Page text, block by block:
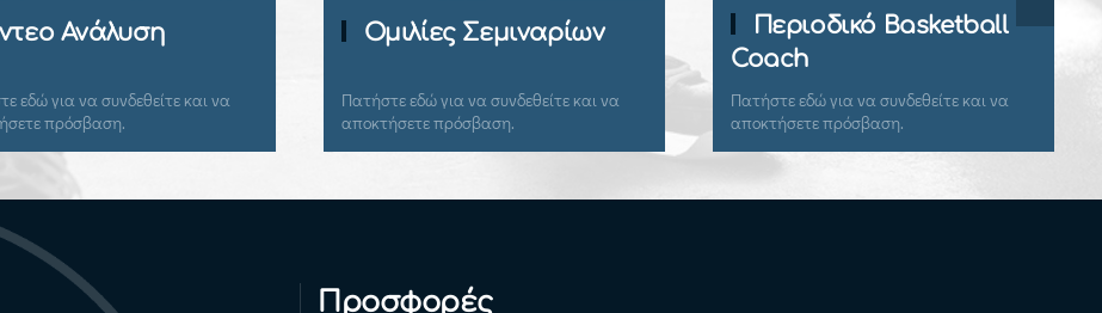
Εγγραφή
Εγγραφείτε εδώ για να
πρόσβαση.
Ομιλίες Σεμιναρίων
Πατήστε εδώ για να συνδεθείτε και να
αποκτήσετε πρόσβαση.
Περιοδικό Basketball
Πατήστε εδώ για να συνδεθείτε και να
αποκτήσετε πρόσβαση.
Προσφορές